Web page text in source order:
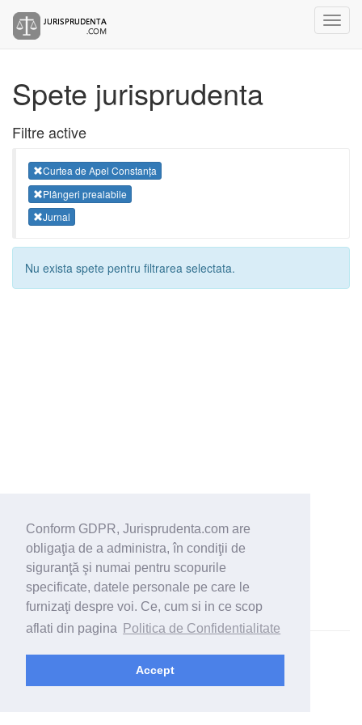
Conform GDPR, Jurisprudenta.com are
obligaţia de a administra, în condiţii de
siguranţă şi numai pentru scopurile
specificate, datele personale pe care le
furnizaţi despre voi. Ce, cum si in ce scop
aflati din pagina
Politica de Confidentialitate
Accept
Spete jurisprudenta
Filtre active
Curtea de Apel Constanța
Plângeri prealabile
Jurnal
Nu exista spete pentru filtrarea selectata.
© 2026 - Jurisprudenta.com -Cautare-Termeni si conditii